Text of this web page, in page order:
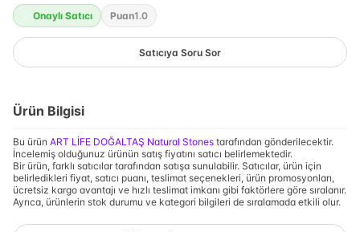
Onaylı Satıcı Puan1.0
Satıcıya Soru Sor
Ürün Bilgisi
Bu ürün ART LİFE DOĞALTAŞ Natural Stones tarafından gönderilecektir.
İncelemiş olduğunuz ürünün satış fiyatını satıcı belirlemektedir.
Bir ürün, farklı satıcılar tarafından satışa sunulabilir. Satıcılar, ürün için
belirledikleri fiyat, satıcı puanı, teslimat seçenekleri, ürün promosyonları,
ücretsiz kargo avantajı ve hızlı teslimat imkanı gibi faktörlere göre sıralanır.
Ayrıca, ürünlerin stok durumu ve kategori bilgileri de sıralamada etkili olur.